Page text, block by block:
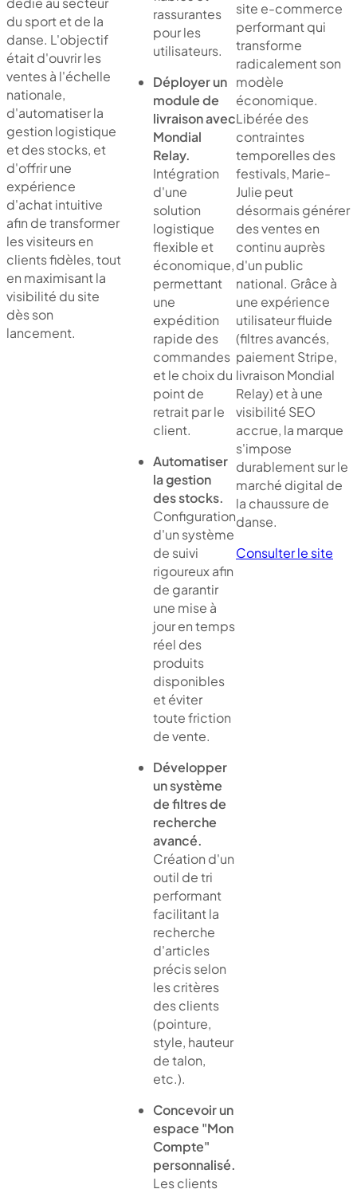
du sport et de la
danse. L'objectif
était d'ouvrir les
ventes à l'échelle
nationale,
d'automatiser la
gestion logistique
et des stocks, et
d'offrir une
expérience
d'achat intuitive
afin de transformer
les visiteurs en
clients fidèles, tout
en maximisant la
visibilité du site
dès son
lancement.
rassurantes
pour les
utilisateurs.
Déployer un
module de
livraison avec
Mondial
Relay.
Intégration
d'une
solution
logistique
flexible et
économique,
permettant
une
expédition
rapide des
commandes
et le choix du
point de
retrait par le
client.
Automatiser
la gestion
des stocks.
Configuration
d'un système
de suivi
rigoureux afin
de garantir
une mise à
jour en temps
réel des
produits
disponibles
et éviter
toute friction
de vente.
Développer
un système
de filtres de
recherche
avancé.
Création d'un
outil de tri
performant
facilitant la
recherche
d'articles
précis selon
les critères
des clients
(pointure,
style, hauteur
de talon,
etc.).
Concevoir un
espace "Mon
Compte"
personnalisé.
Les clients
site e-commerce
performant qui
transforme
radicalement son
modèle
économique.
Libérée des
contraintes
temporelles des
festivals, Marie-
Julie peut
désormais générer
des ventes en
continu auprès
d'un public
national. Grâce à
une expérience
utilisateur fluide
(filtres avancés,
paiement Stripe,
livraison Mondial
Relay) et à une
visibilité SEO
accrue, la marque
s'impose
durablement sur le
marché digital de
la chaussure de
danse.
Consulter le site